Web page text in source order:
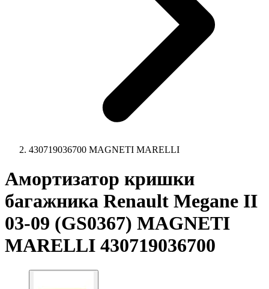
430719036700 MAGNETI MARELLI
Амортизатор кришки
багажника Renault Megane II
03-09 (GS0367) MAGNETI
MARELLI 430719036700